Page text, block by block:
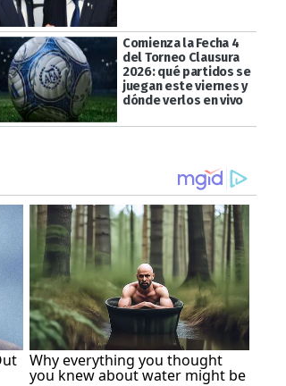
Comienza la Fecha 4
del Torneo Clausura
2026: qué partidos se
juegan este viernes y
dónde verlos en vivo